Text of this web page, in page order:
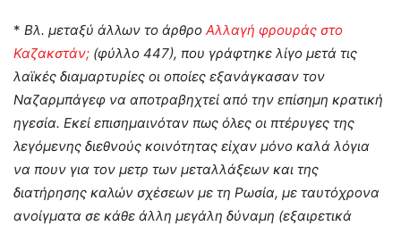
* Βλ. μεταξύ άλλων το άρθρο Αλλαγή φρουράς στο
Καζακστάν; (φύλλο 447), που γράφτηκε λίγο μετά τις
λαϊκές διαμαρτυρίες οι οποίες εξανάγκασαν τον
Ναζαρμπάγεφ να αποτραβηχτεί από την επίσημη κρατική
ηγεσία. Εκεί επισημαινόταν πως όλες οι πτέρυγες της
λεγόμενης διεθνούς κοινότητας είχαν μόνο καλά λόγια
να πουν για τον μετρ των μεταλλάξεων και της
διατήρησης καλών σχέσεων με τη Ρωσία, με ταυτόχρονα
ανοίγματα σε κάθε άλλη μεγάλη δύναμη (εξαιρετικά